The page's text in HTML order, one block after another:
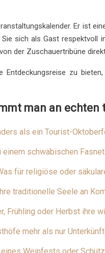
Er ist
sich als Gast
der Zuschauertribüne
Entdeckungsreise zu
man an
als ein Tourist-
schwäbischen
für religiöse oder
traditionelle Seele an
Frühling oder Herbst ihre
mehr als nur